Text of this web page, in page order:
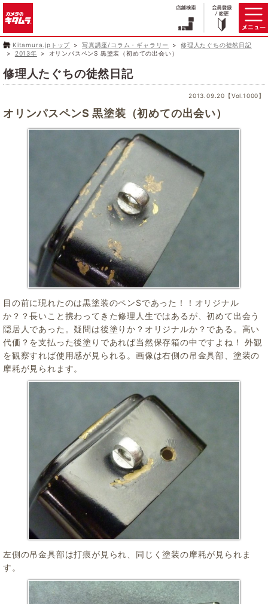
Kitamura.jpトップ 写真講座/コラム・ギャラリー
修理人たぐちの徒然日記
2013年
オリンパスペンS 黒塗装（初めての出会い）
修理人たぐちの徒然日記
2013.09.20【Vol.1000】
オリンパスペンS 黒塗装（初めての出会い）
目の前に現れたのは黒塗装のペンSであった！！オリジナル
か？？長いこと携わってきた修理人生ではあるが、初めて出会う
隠居人であった。疑問は後塗りか？オリジナルか？である。高い
代価？を支払った後塗りであれば当然保存箱の中ですよね！ 外観
を観察すれば使用感が見られる。画像は右側の吊金具部、塗装の
摩耗が見られます。
左側の吊金具部は打痕が見られ、同じく塗装の摩耗が見られま
す。